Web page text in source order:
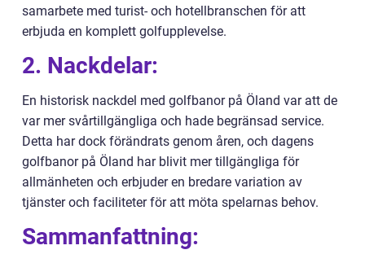
samarbete med turist- och hotellbranschen för att
erbjuda en komplett golfupplevelse.
2. Nackdelar:
En historisk nackdel med golfbanor på Öland var att de
var mer svårtillgängliga och hade begränsad service.
Detta har dock förändrats genom åren, och dagens
golfbanor på Öland har blivit mer tillgängliga för
allmänheten och erbjuder en bredare variation av
tjänster och faciliteter för att möta spelarnas behov.
Sammanfattning: